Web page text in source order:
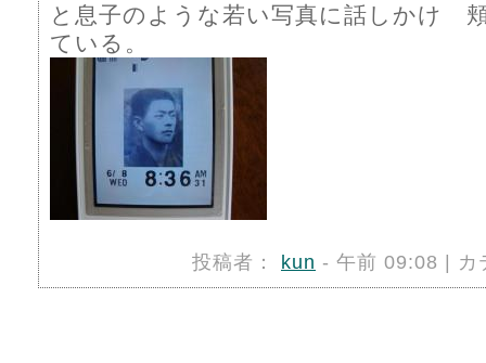
と息子のような若い写真に話しかけ
ている。
投稿者： kun - 午前 09:08 |